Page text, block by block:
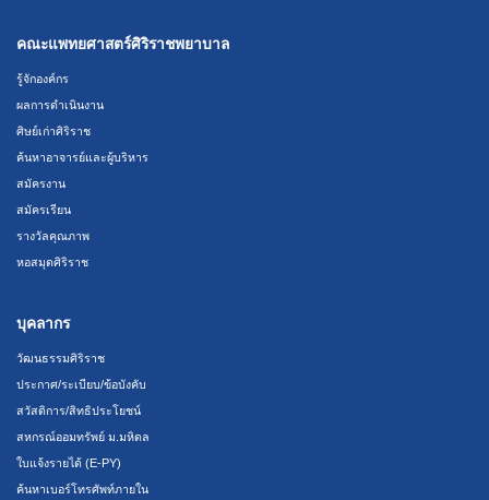
คณะแพทยศาสตร์ศิริราชพยาบาล
รู้จักองค์กร
ผลการดำเนินงาน
ศิษย์เก่าศิริราช
ค้นหาอาจารย์และผู้บริหาร
สมัครงาน
สมัครเรียน
รางวัลคุณภาพ
หอสมุดศิริราช
บุคลากร
วัฒนธรรมศิริราช
ประกาศ/ระเบียบ/ข้อบังคับ
สวัสดิการ/สิทธิประโยชน์
สหกรณ์ออมทรัพย์ ม.มหิดล
ใบแจ้งรายได้ (E-PY)
ค้นหาเบอร์โทรศัพท์ภายใน